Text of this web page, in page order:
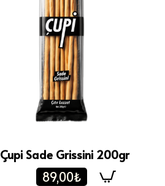
Çupi Sade Grissini 200gr
89,00₺